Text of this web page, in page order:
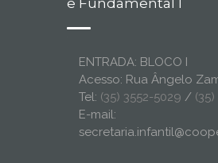
e Fundamental I
ENTRADA: BLOCO I
Acesso: Rua Ângelo
Tel: (35) 3552-5029 /
E-mail: